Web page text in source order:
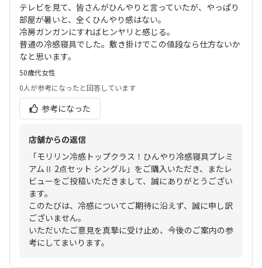
テレビを見て、皆さんがひんやりと言っていたが、やっぱり
部屋が暑いと、全くひんやり感はない。
冷房ガンガンにすればヒンヤリと感じる。
普通の冷感寝具でした。敷き掛けでこの値段なら仕方ないか
なと思います。
50歳代女性
0人が参考になったと回答しています
参考になった
店舗からの返信
「モリリン冷感トップクラス！ひんやり冷感寝具プレミ
アムⅡ 2点セット シングル」をご購入いただき、またレ
ビューをご投稿いただきまして、誠にありがとうござい
ます。
このたびは、冷感についてご期待に沿えず、誠に申し訳
ございません。
いただいたご意見を真摯に受け止め、今後のご案内の参
考にしてまいります。